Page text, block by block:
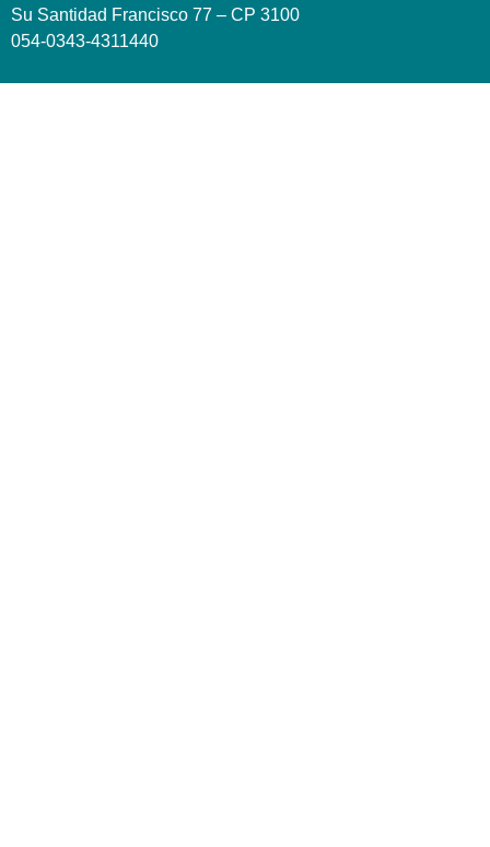
Su Santidad Francisco 77 – CP 3100
054-0343-4311440